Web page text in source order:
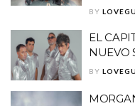
BY
EL
NUEVO
BY